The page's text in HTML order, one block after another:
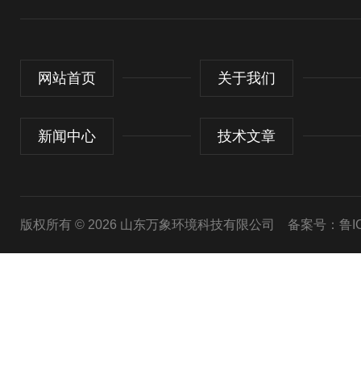
网站首页 关于我们
新闻中心 技术文章
版权所有 © 2026 山东万象环境科技有限公司 备案号：鲁